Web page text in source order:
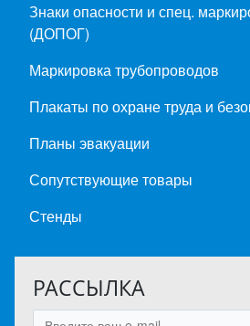
Знаки опасности и спец.
(ДОПОГ)
Маркировка трубопроводов
Плакаты по охране труда и
Планы эвакуации
Сопутствующие товары
Стенды
РАССЫЛКА